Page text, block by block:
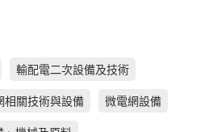
輸配電二次設備及技術
相關技術與設備 微電網設備